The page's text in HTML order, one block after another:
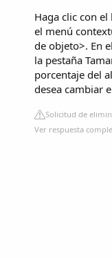
Haga clic con
el menú
de objeto>. En
la pestaña
porcentaje del
desea cambiar
Solicitud de
Ver respuesta